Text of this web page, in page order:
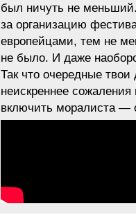
был ничуть не
за организацию
европейцами, тем не
не было. И даже
Так что очередные твои
неискреннее сожаления
включить моралиста —